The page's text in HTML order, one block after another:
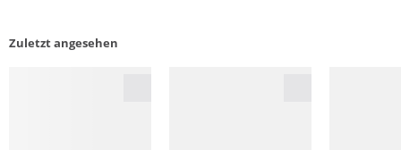
Zuletzt angesehen